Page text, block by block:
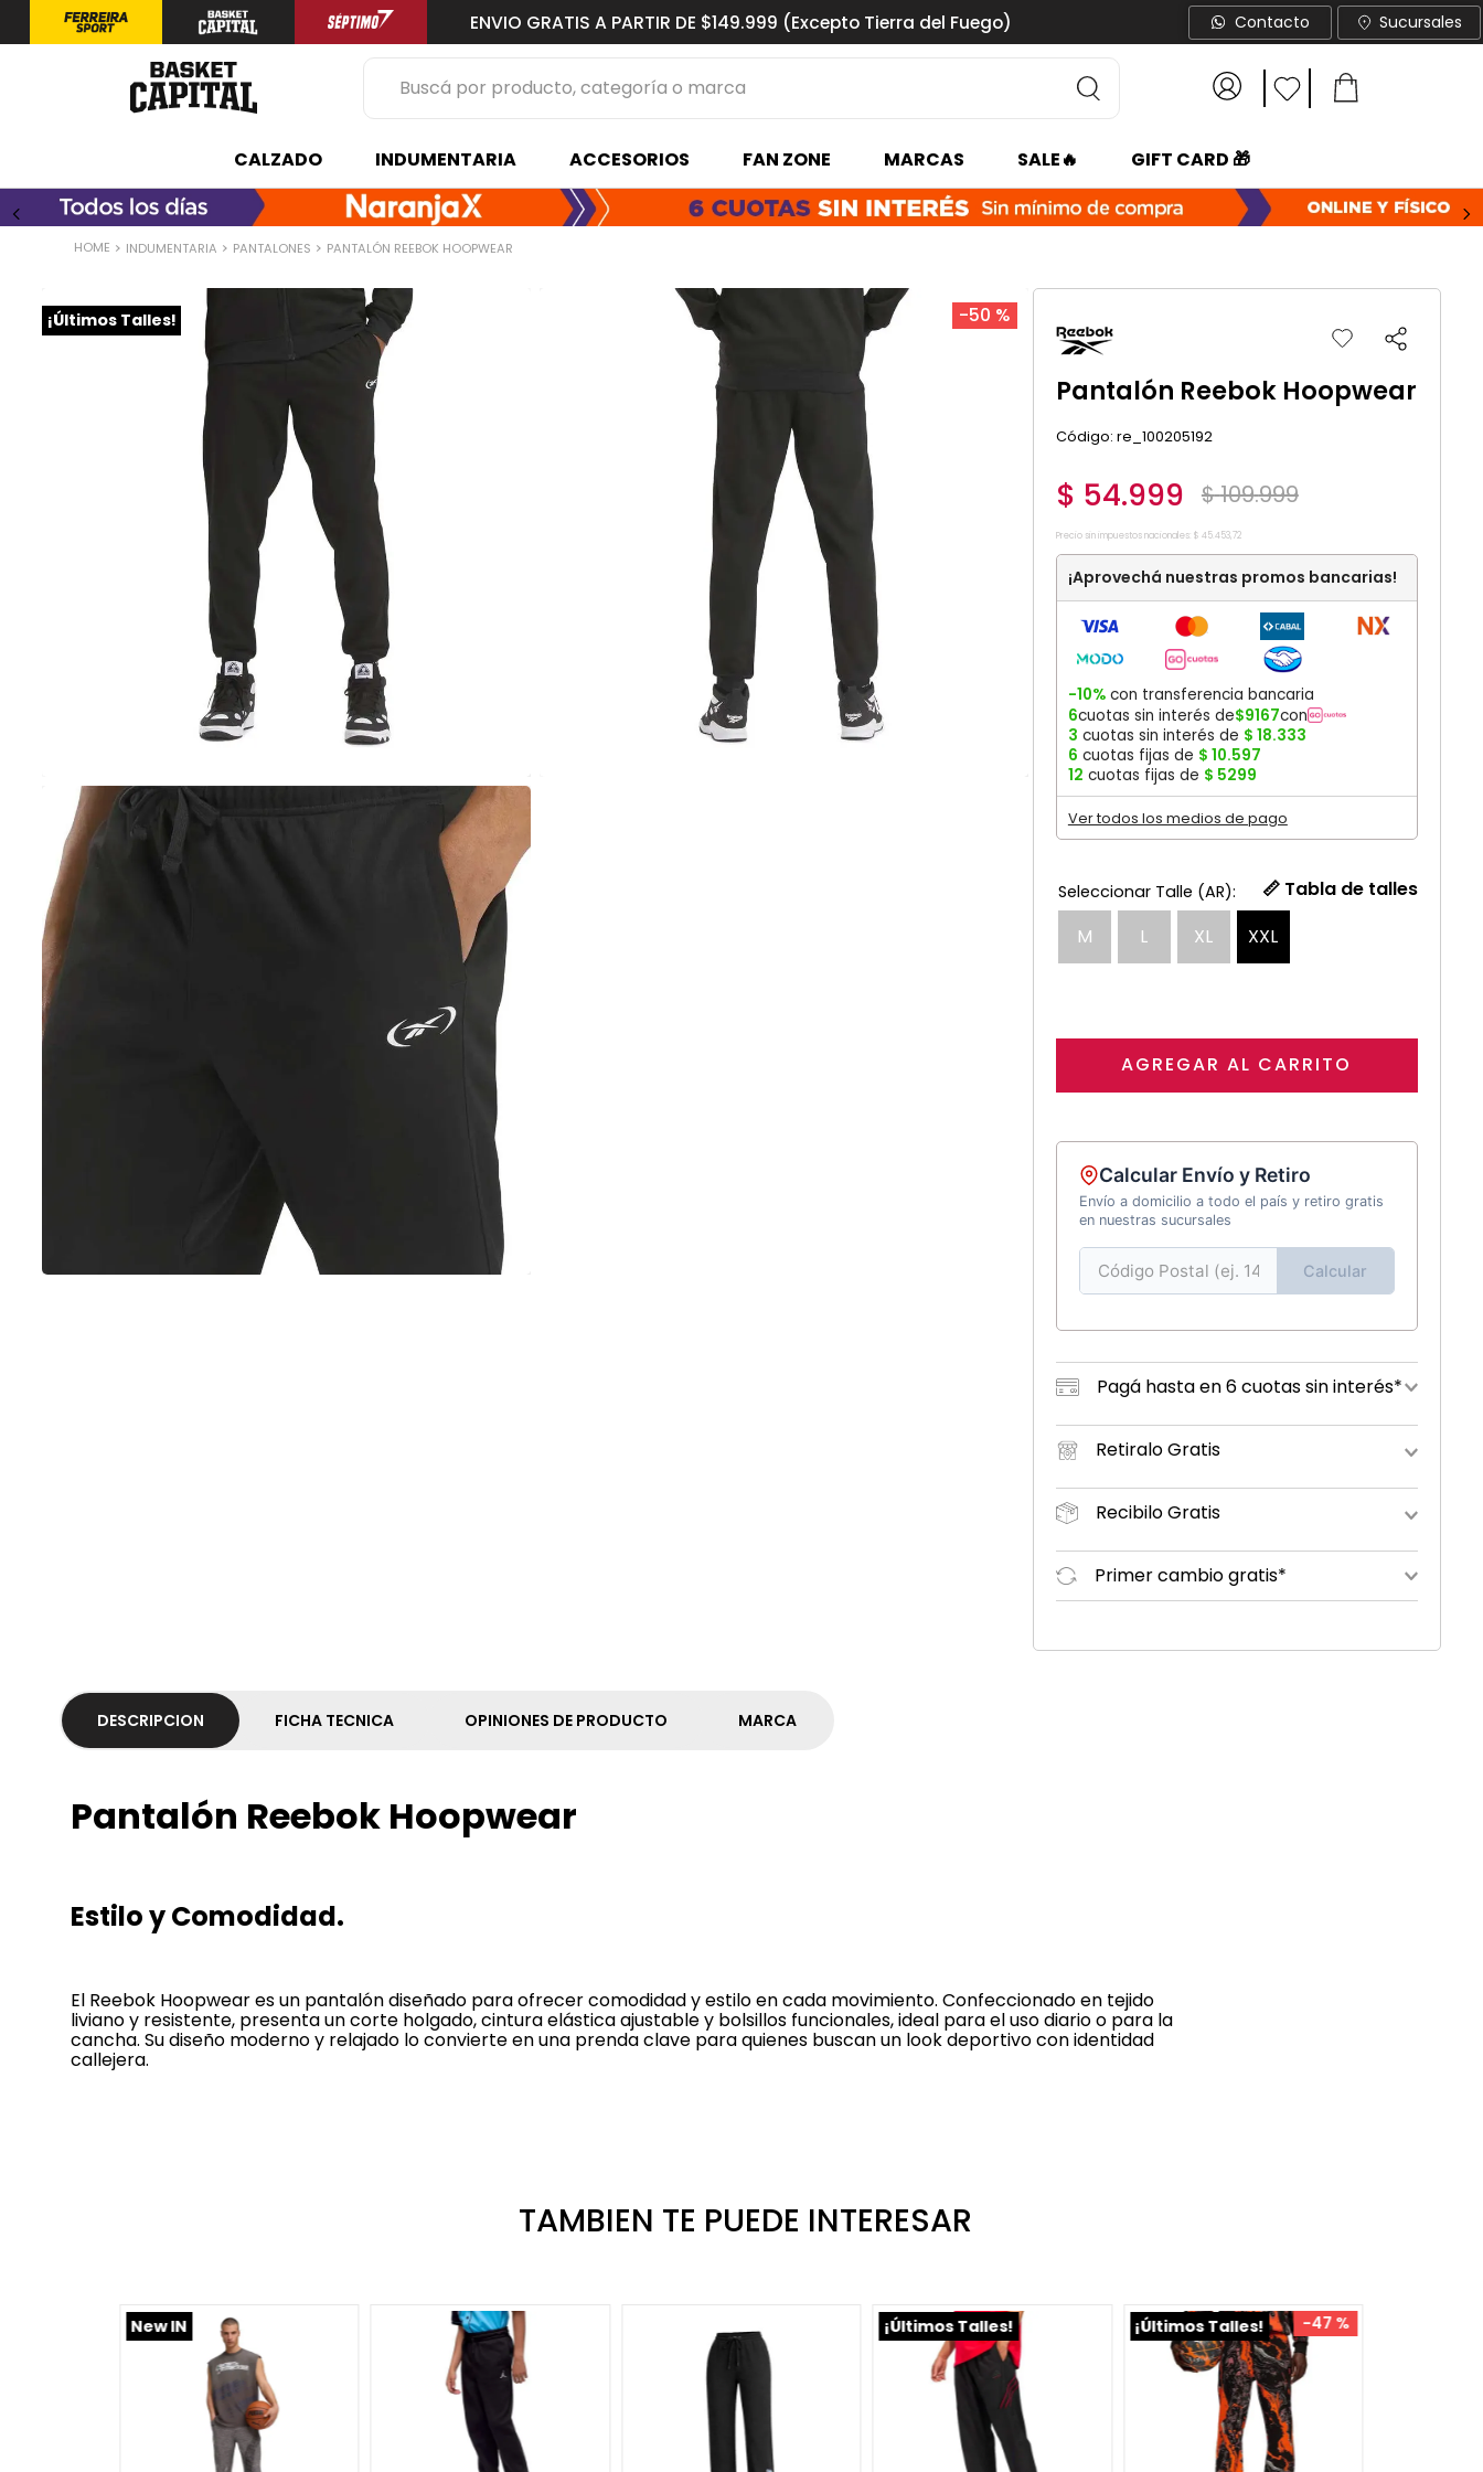
ENVIO GRATIS A PARTIR DE $149.999 (Excepto Tierra del Fuego) Contacto Sucursales
Buscá por producto, categoría o marca
2.
niño
3.
zapatillas
4.
5
CALZADO INDUMENTARIA ACCESORIOS FAN ZONE MARCAS SALE🔥 GIFT CARD 🎁
INDUMENTARIA PANTALONES PANTALÓN REEBOK HOOPWEAR
¡Últimos Talles! -50 %
Pantalón Reebok Hoopwear
: re_100205192
$ 54.999 $109.999
Precio sin impuestos nacionales: $ 45.453,72
¡Aprovechá nuestras promos bancarias!
-10%con transferencia bancaria
6cuotas sin interés de$9167con
3 cuotas sin interés de $ 18.333
6 cuotas fijas de $ 10.597
12 cuotas fijas de $ 5299
Ver todos los medios de pago
L
M XL XXL
📏 Tabla de talles
AGREGAR AL CARRITO
Calcular Envío y Retiro
Envío a domicilio a todo el país y retiro gratis
en nuestras sucursales
Calcular
Pagá hasta en 6 cuotas sin interés*
Retiralo Gratis
Recibilo Gratis
Primer cambio gratis*
DESCRIPCION FICHA TECNICA OPINIONES DE PRODUCTO MARCA
Pantalón Reebok Hoopwear
Estilo y Comodidad.
El Reebok Hoopwear es un pantalón diseñado para ofrecer comodidad y estilo en cada movimiento. Confeccionado en tejido
liviano y resistente, presenta un corte holgado, cintura elástica ajustable y bolsillos funcionales, ideal para el uso diario o para la
cancha. Su diseño moderno y relajado lo convierte en una prenda clave para quienes buscan un look deportivo con identidad
callejera.
TAMBIEN TE PUEDE INTERESAR
New IN ¡Últimos Talles! -47 %
¡Últimos Talles!